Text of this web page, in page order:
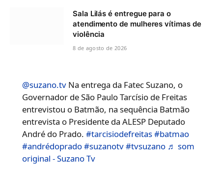
Sala Lilás é entregue para o
atendimento de mulheres vítimas de
violência
8 de agosto de 2026
@suzano.tv Na entrega da Fatec Suzano, o
Governador de São Paulo Tarcísio de Freitas
entrevistou o Batmão, na sequência Batmão
entrevista o Presidente da ALESP Deputado
André do Prado.#tarcisiodefreitas#batmao
#andrédoprado#suzanotv#tvsuzano ♬ som
original - Suzano Tv